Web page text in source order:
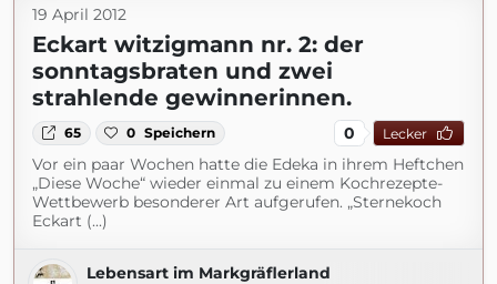
19 April 2012
Eckart witzigmann nr. 2: der
sonntagsbraten und zwei
strahlende gewinnerinnen.
65 0 Speichern 0 Lecker
Vor ein paar Wochen hatte die Edeka in ihrem Heftchen
„Diese Woche“ wieder einmal zu einem Kochrezepte-
Wettbewerb besonderer Art aufgerufen. „Sternekoch
Eckart (...)
Lebensart im Markgräflerland